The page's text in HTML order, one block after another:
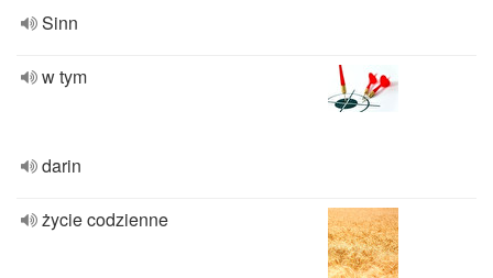
Sinn
w tym
darin
życie codzienne